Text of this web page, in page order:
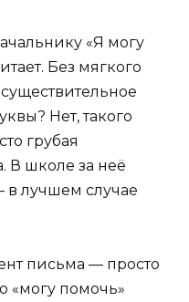
«Я могу
Без мягкого
Нет, такого
грубая
В школе за неё
в лучшем случае
письма — просто
«могу помочь»